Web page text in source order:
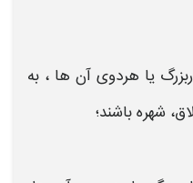
یا هردوی آن ها ، به
شهره باشند؛